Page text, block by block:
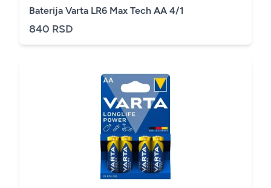
Baterija Varta LR6 Max Tech AA 4/1
840 RSD